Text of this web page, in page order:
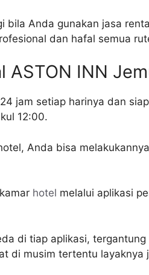
bila Anda gunakan jasa
dan hafal semua
ASTON INN
jam setiap harinya dan
12:00.
Anda bisa
hotel melalui aplikasi
di tiap aplikasi,
di musim tertentu layaknya